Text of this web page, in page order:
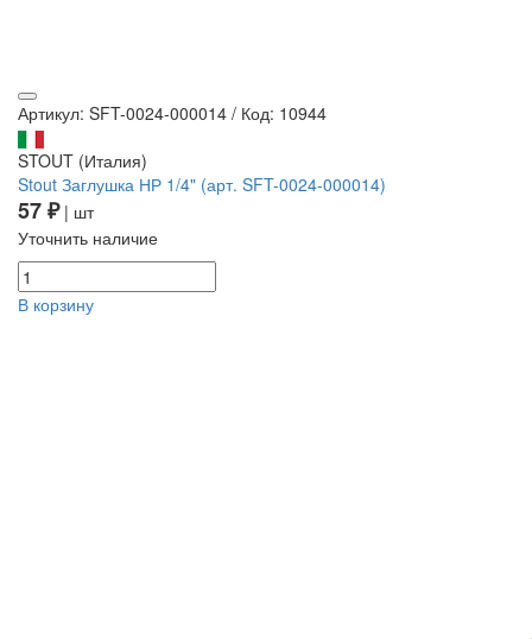
Артикул: SFT-0024-000014 / Код: 10944
STOUT (Италия)
Stout Заглушка НР 1/4" (арт. SFT-0024-000014)
57 ₽| шт
Уточнить наличие
В корзину